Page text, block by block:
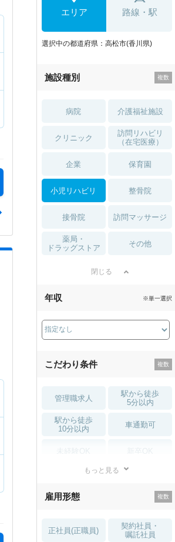
エリア 路線・駅
選択中の都道府県：高松市(香川県)
施設種別
病院 介護福祉施設
クリニック
訪問リハビリ
（在宅医療）
企業 保育園
小児リハビリ 整骨院
接骨院 訪問マッサージ
薬局・
ドラッグストア
その他
閉じる
年収 ※単一選択
こだわり条件
管理職求人
駅から徒歩
5分以内
駅から徒歩
10分以内
車通勤可
住宅手当・補助
土日祝休 無資格 OK
もっと見る
雇用形態
正社員(正職員)
契約社員・
嘱託社員